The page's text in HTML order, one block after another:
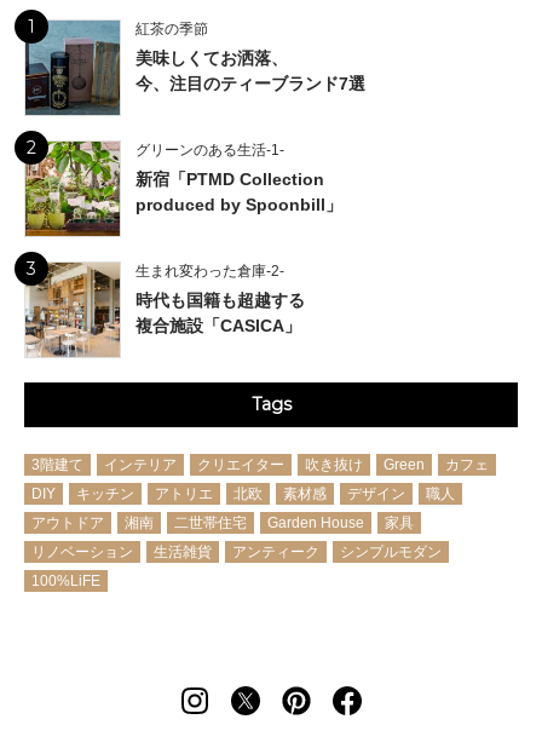
1 紅茶の季節
美味しくてお洒落、
今、注目のティーブランド7選
2 グリーンのある生活-1-
新宿「PTMD Collection
produced by Spoonbill」
3 生まれ変わった倉庫-2-
時代も国籍も超越する
複合施設「CASICA」
Tags
3階建て インテリア クリエイター 吹き抜け Green
カフェ
DIY
キッチン アトリエ 北欧 素材感 デザイン
職人
アウトドア
湘南 二世帯住宅 Garden House
家具
リノベーション
生活雑貨 アンティーク
シンプルモダン
100%LiFE